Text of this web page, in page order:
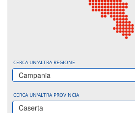
CERCA UN'ALTRA REGIONE
Campania
CERCA UN'ALTRA PROVINCIA
Caserta